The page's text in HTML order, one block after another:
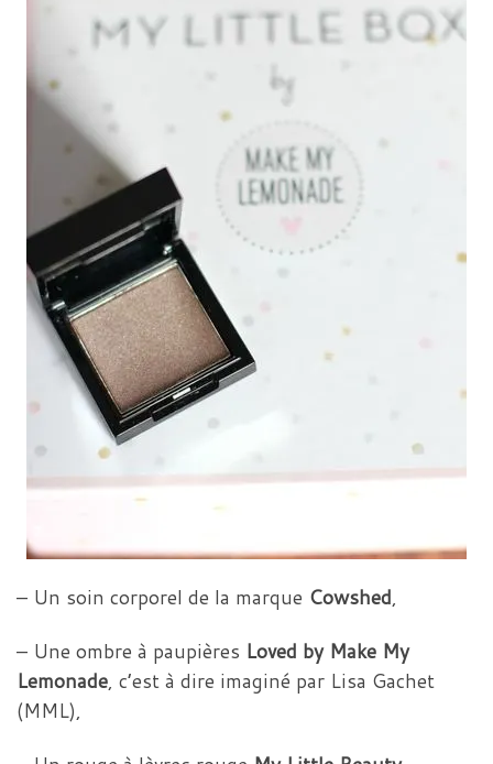
– Un soin corporel de la marque Cowshed,
– Une ombre à paupières Loved by Make My
Lemonade, c’est à dire imaginé par Lisa Gachet
(MML),